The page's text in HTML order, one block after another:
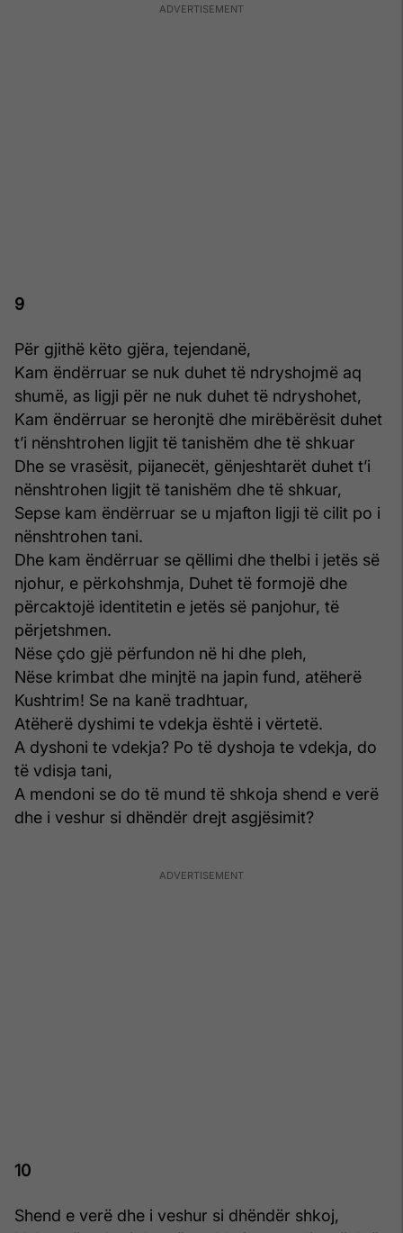
9
Për gjithë këto gjëra, tejendanë,
Kam ëndërruar se nuk duhet të ndryshojmë aq
shumë, as ligji për ne nuk duhet të ndryshohet,
Kam ëndërruar se heronjtë dhe mirëbërësit duhet
t’i nënshtrohen ligjit të tanishëm dhe të shkuar
Dhe se vrasësit, pijanecët, gënjeshtarët duhet t’i
nënshtrohen ligjit të tanishëm dhe të shkuar,
Sepse kam ëndërruar se u mjafton ligji të cilit po i
nënshtrohen tani.
Dhe kam ëndërruar se qëllimi dhe thelbi i jetës së
njohur, e përkohshmja, Duhet të formojë dhe
përcaktojë identitetin e jetës së panjohur, të
përjetshmen.
Nëse çdo gjë përfundon në hi dhe pleh,
Nëse krimbat dhe minjtë na japin fund, atëherë
Kushtrim! Se na kanë tradhtuar,
Atëherë dyshimi te vdekja është i vërtetë.
A dyshoni te vdekja? Po të dyshoja te vdekja, do
të vdisja tani,
A mendoni se do të mund të shkoja shend e verë
dhe i veshur si dhëndër drejt asgjësimit?
10
Shend e verë dhe i veshur si dhëndër shkoj,